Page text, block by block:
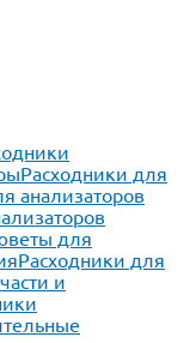
Расходники для
анализаторов
для
Расходники для
и